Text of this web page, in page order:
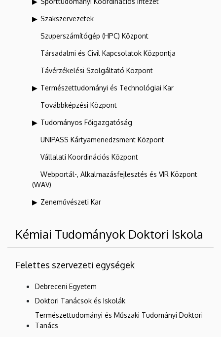
Szakszervezetek
Szuperszámítógép (HPC) Központ
Társadalmi és Civil Kapcsolatok Központja
Távérzékelési Szolgáltató Központ
Természettudományi és Technológiai Kar
Továbbképzési Központ
Tudományos Főigazgatóság
UNIPASS Kártyamenedzsment Központ
Vállalati Koordinációs Központ
Webportál-, Alkalmazásfejlesztés és VIR Központ
(WAV)
Zeneművészeti Kar
Kémiai Tudományok Doktori Iskola
Felettes szervezeti egységek
Debreceni Egyetem
Doktori Tanácsok és Iskolák
Természettudományi és Műszaki Tudományi Doktori
Tanács